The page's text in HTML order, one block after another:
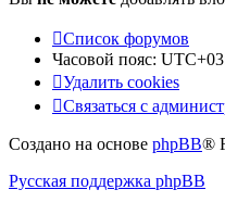
Список форумов
Часовой пояс:
Удалить cookies
Связаться с
Создано на основе phpBB®
Русская поддержка phpBB